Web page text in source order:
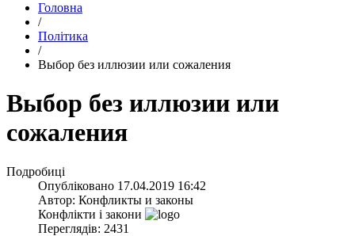
Головна
/
Політика
/
​Выбор без иллюзии или сожаления
​Выбор без иллюзии или
сожаления
Подробиці
Опубліковано 17.04.2019 16:42
Автор: Конфликты и законы
Конфлікти і закони
Переглядів: 2431